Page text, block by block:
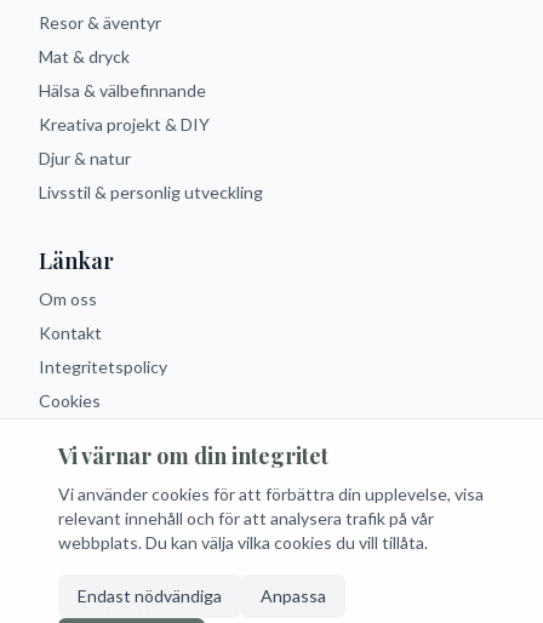
Resor & äventyr
Mat & dryck
Hälsa & välbefinnande
Kreativa projekt & DIY
Djur & natur
Livsstil & personlig utveckling
Länkar
Om oss
Kontakt
Integritetspolicy
Cookies
Följ oss
Facebook
Instagram
Twitter
RSS
© 2026 Fritidsblogg.se. Alla rättigheter förbehållna.
Vi värnar om din integritet
Vi använder cookies för att förbättra din upplevelse, visa
relevant innehåll och för att analysera trafik på vår
webbplats. Du kan välja vilka cookies du vill tillåta.
Endast nödvändiga Anpassa